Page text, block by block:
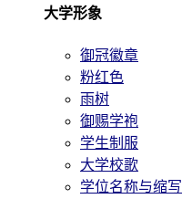
大学形象
御冠徽章
粉红色
雨树
御赐学袍
学生制服
大学校歌
学位名称与缩写